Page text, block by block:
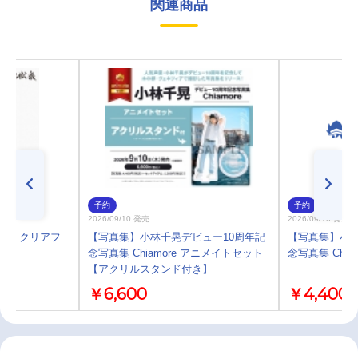
関連商品
クリアフ
予約
2026/09/10 発売
【写真集】小林千晃デビュー10周年記
念写真集 Chiamore アニメイトセット
【アクリルスタンド付き】
￥6,600
予約
2026/09/10 発売
【写真集】小
念写真集
￥4,400